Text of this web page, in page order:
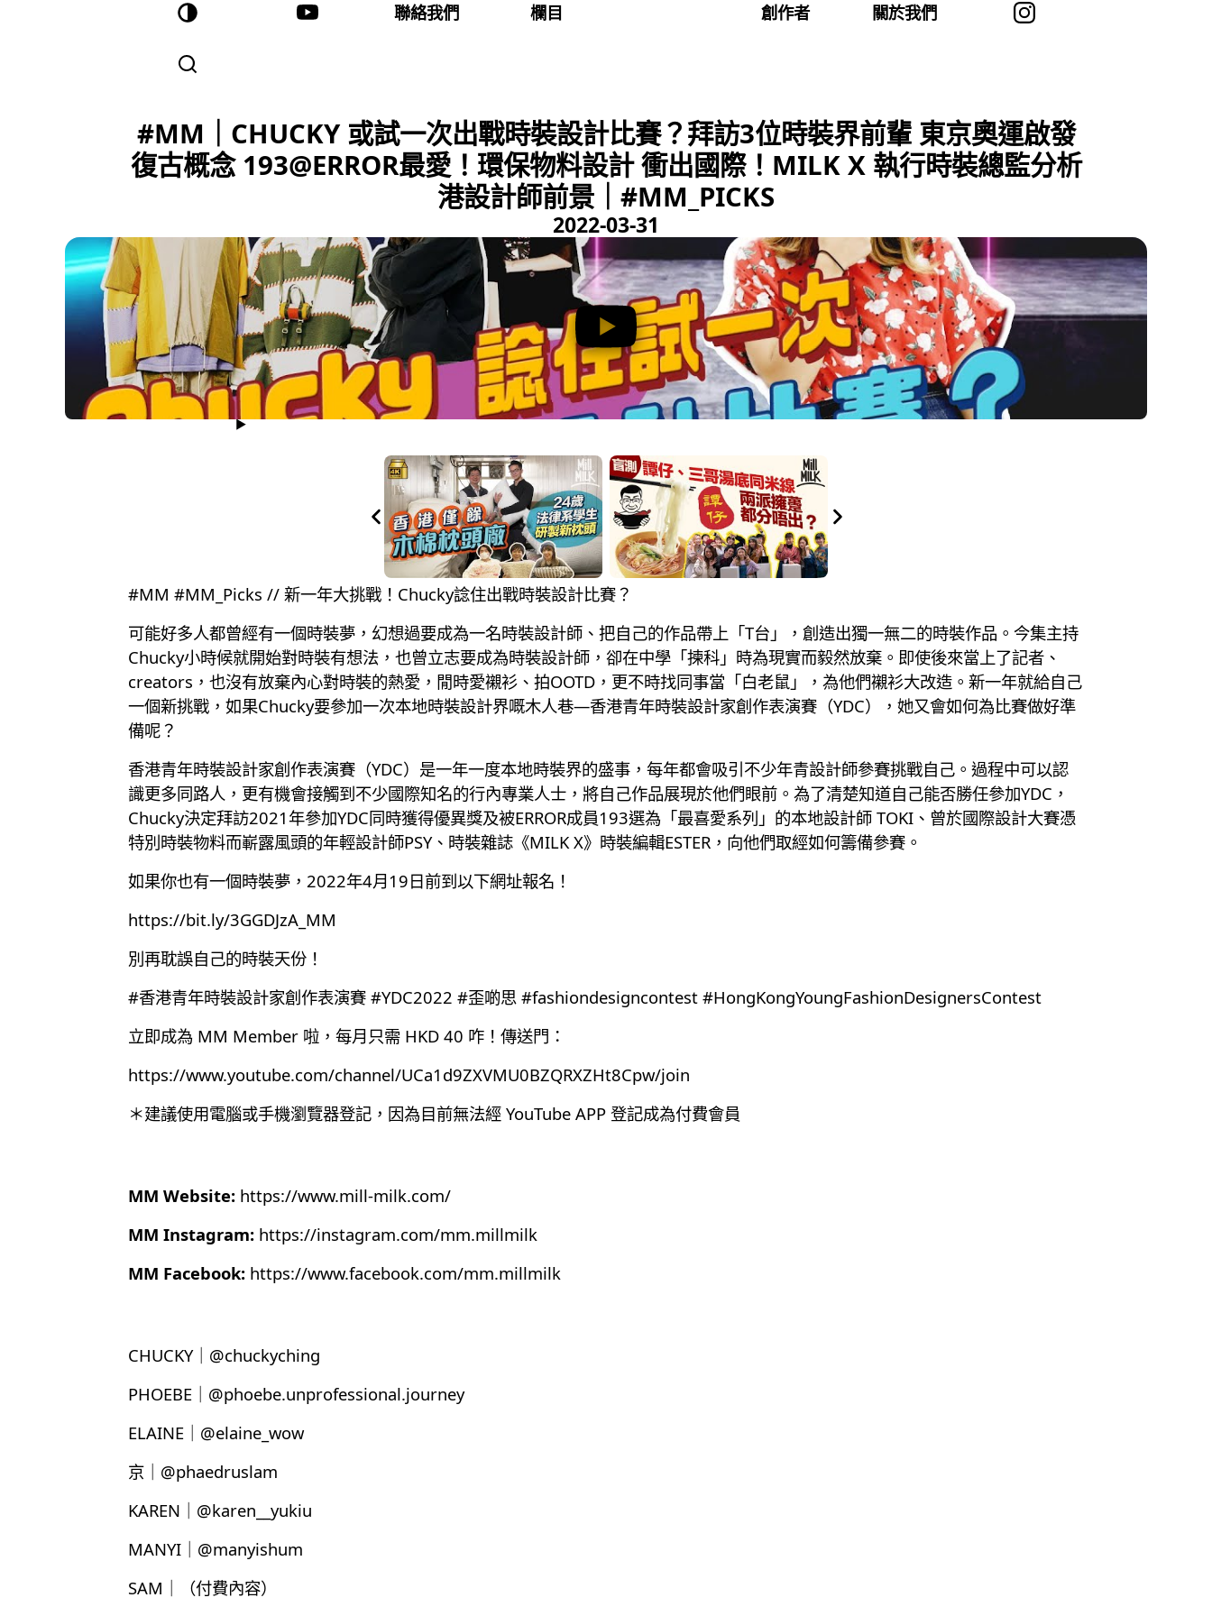
聯絡我們 欄目 創作者 關於我們
#MM｜CHUCKY 或試一次出戰時裝設計比賽？拜訪3位時裝界前輩 東京奧運啟發
復古概念 193@ERROR最愛！環保物料設計 衝出國際！MILK X 執行時裝總監分析
港設計師前景｜#MM_PICKS
2022-03-31
#MM #MM_Picks // 新一年大挑戰！Chucky諗住出戰時裝設計比賽？
可能好多人都曾經有一個時裝夢，幻想過要成為一名時裝設計師、把自己的作品帶上「T台」，創造出獨一無二的時裝作品。今集主持
Chucky小時候就開始對時裝有想法，也曾立志要成為時裝設計師，卻在中學「揀科」時為現實而毅然放棄。即使後來當上了記者、
creators，也沒有放棄內心對時裝的熱愛，閒時愛襯衫、拍OOTD，更不時找同事當「白老鼠」，為他們襯衫大改造。新一年就給自己
一個新挑戰，如果Chucky要參加一次本地時裝設計界嘅木人巷—香港青年時裝設計家創作表演賽（YDC），她又會如何為比賽做好準
備呢？
香港青年時裝設計家創作表演賽（YDC）是一年一度本地時裝界的盛事，每年都會吸引不少年青設計師參賽挑戰自己。過程中可以認
識更多同路人，更有機會接觸到不少國際知名的行內專業人士，將自己作品展現於他們眼前。為了清楚知道自己能否勝任參加YDC，
Chucky決定拜訪2021年參加YDC同時獲得優異獎及被ERROR成員193選為「最喜愛系列」的本地設計師 TOKI、曾於國際設計大賽憑
特別時裝物料而嶄露風頭的年輕設計師PSY、時裝雜誌《MILK X》時裝編輯ESTER，向他們取經如何籌備參賽。
如果你也有一個時裝夢，2022年4月19日前到以下網址報名！
https://bit.ly/3GGDJzA_MM
別再耽誤自己的時裝天份！
#香港青年時裝設計家創作表演賽 #YDC2022 #歪啲思 #fashiondesigncontest #HongKongYoungFashionDesignersContest
立即成為 MM Member 啦，每月只需 HKD 40 咋！傳送門：
https://www.youtube.com/channel/UCa1d9ZXVMU0BZQRXZHt8Cpw/join
＊建議使用電腦或手機瀏覽器登記，因為目前無法經 YouTube APP 登記成為付費會員
MM Website: https://www.mill-milk.com/
MM Instagram: https://instagram.com/mm.millmilk
MM Facebook: https://www.facebook.com/mm.millmilk
CHUCKY｜@chuckyching
PHOEBE｜@phoebe.unprofessional.journey
ELAINE｜@elaine_wow
京｜@phaedruslam
KAREN｜@karen__yukiu
MANYI｜@manyishum
SAM｜（付費內容）